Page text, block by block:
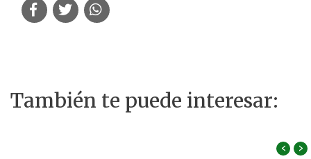
También te puede interesar:
‹ ›